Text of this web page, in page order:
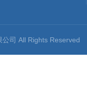
公司 All Rights